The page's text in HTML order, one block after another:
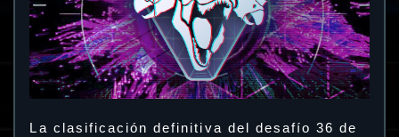
La clasificación definitiva del desafío 36 de